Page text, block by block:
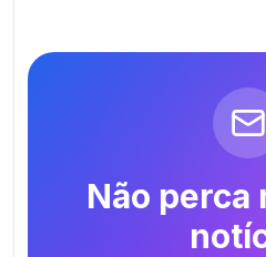
Não perca